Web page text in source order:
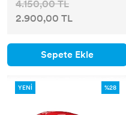
4.150,00 TL
2.900,00 TL
Sepete Ekle
YENİ %28